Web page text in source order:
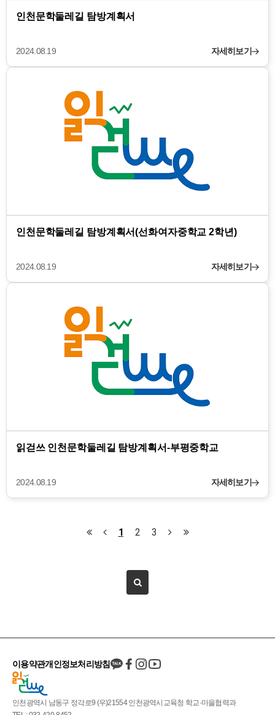
인천문학둘레길 탐방계획서
2024.08.19 자세히보기
인천문학둘레길 탐방계획서(선화여자중학교 2학년)
2024.08.19 자세히보기
읽걷쓰 인천문학둘레길 탐방계획서-부평중학교
2024.08.19 자세히보기
1 2 3
인천광역시 남동구 정각로9 (우)21554 인천광역시교육청 학교·마을협력과
이용약관개인정보처리방침